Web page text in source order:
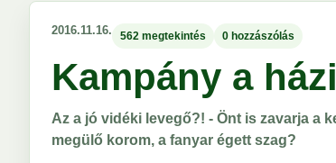
2016.11.16. 562 megtekintés 0 hozzászólás
Kampány a
Az a jó vidéki levegő?! - Önt is zavarja a
megülő korom, a fanyar égett szag?